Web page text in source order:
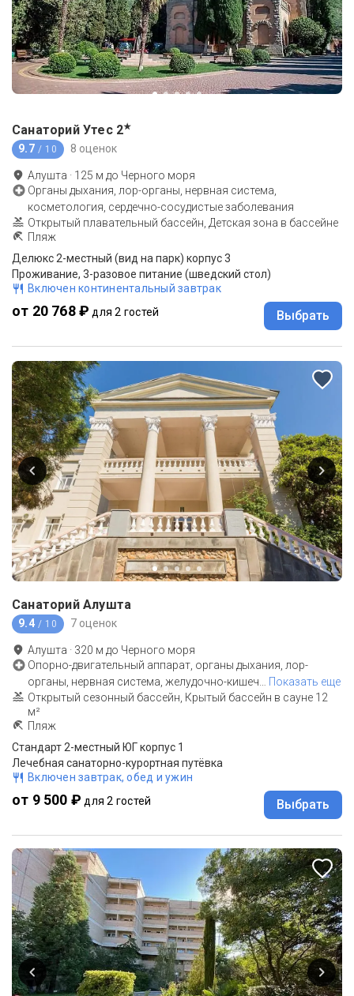
Санаторий Утес 2★
9.7 / 10 8 оценок
Алушта · 125 м до Черного моря
Органы дыхания, лор-органы, нервная система,
косметология, сердечно-сосудистые заболевания
Открытый плавательный бассейн, Детская зона в бассейне
Пляж
Делюкс 2-местный (вид на парк) корпус 3
Проживание, 3-разовое питание (шведский стол)
Включен континентальный завтрак
от 20 768 ₽ для 2 гостей Выбрать
Санаторий Алушта
9.4 / 10 7 оценок
Алушта · 320 м до Черного моря
Опорно-двигательный аппарат, органы дыхания, лор-
органы, нервная система, желудочно-кишеч
Показать еще
Открытый сезонный бассейн, Крытый бассейн в сауне 12
м²
Пляж
Стандарт 2-местный ЮГ корпус 1
Лечебная санаторно-курортная путёвка
Включен завтрак, обед и ужин
от 9 500 ₽ для 2 гостей Выбрать